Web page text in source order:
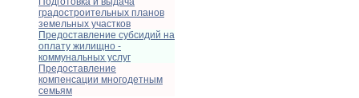
градостроительных планов
земельных участков
Предоставление субсидий на
оплату жилищно -
коммунальных услуг
Предоставление
компенсации многодетным
семьям